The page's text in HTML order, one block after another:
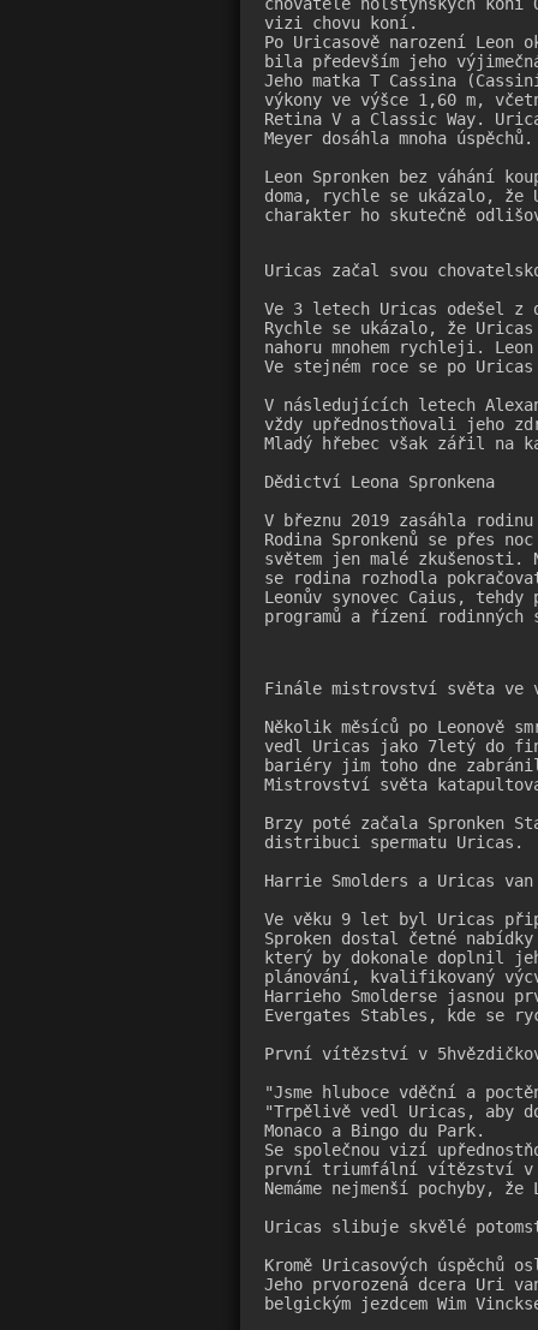
vizi chovu koní.
Po Uricasově narození Leon
bila především jeho
Jeho matka T Cassina
výkony ve výšce 1,60 m,
Retina V a Classic Way.
Meyer dosáhla mnoha úspěchů.
Leon Spronken bez váhání
doma, rychle se ukázalo,
charakter ho skutečně
Uricas začal svou
Ve 3 letech Uricas odešel z
Rychle se ukázalo, že
nahoru mnohem rychleji.
Ve stejném roce se po
V následujících letech
vždy upřednostňovali jeho
Mladý hřebec však zářil na
Dědictví Leona Spronkena
V březnu 2019 zasáhla
Rodina Spronkenů se přes
světem jen malé zkušenosti.
se rodina rozhodla
Leonův synovec Caius,
programů a řízení
Finále mistrovství světa ve
Několik měsíců po Leonově
vedl Uricas jako 7letý do
bariéry jim toho dne
Mistrovství světa
Brzy poté začala Spronken
distribuci spermatu Uricas.
Harrie Smolders a Uricas van
Ve věku 9 let byl Uricas
Sproken dostal četné
který by dokonale doplnil
plánování, kvalifikovaný
Harrieho Smolderse jasnou
Evergates Stables, kde se
První vítězství v
"Jsme hluboce vděční a
"Trpělivě vedl Uricas, aby
Monaco a Bingo du Park.
Se společnou vizí
první triumfální vítězství v
Nemáme nejmenší pochyby,
Uricas slibuje skvělé
Kromě Uricasových úspěchů
Jeho prvorozená dcera Uri
belgickým jezdcem Wim